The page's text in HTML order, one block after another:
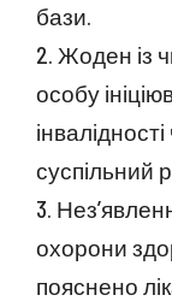
бази.
2. Жоден із
особу
суспільний
3.
охорони
пояснено